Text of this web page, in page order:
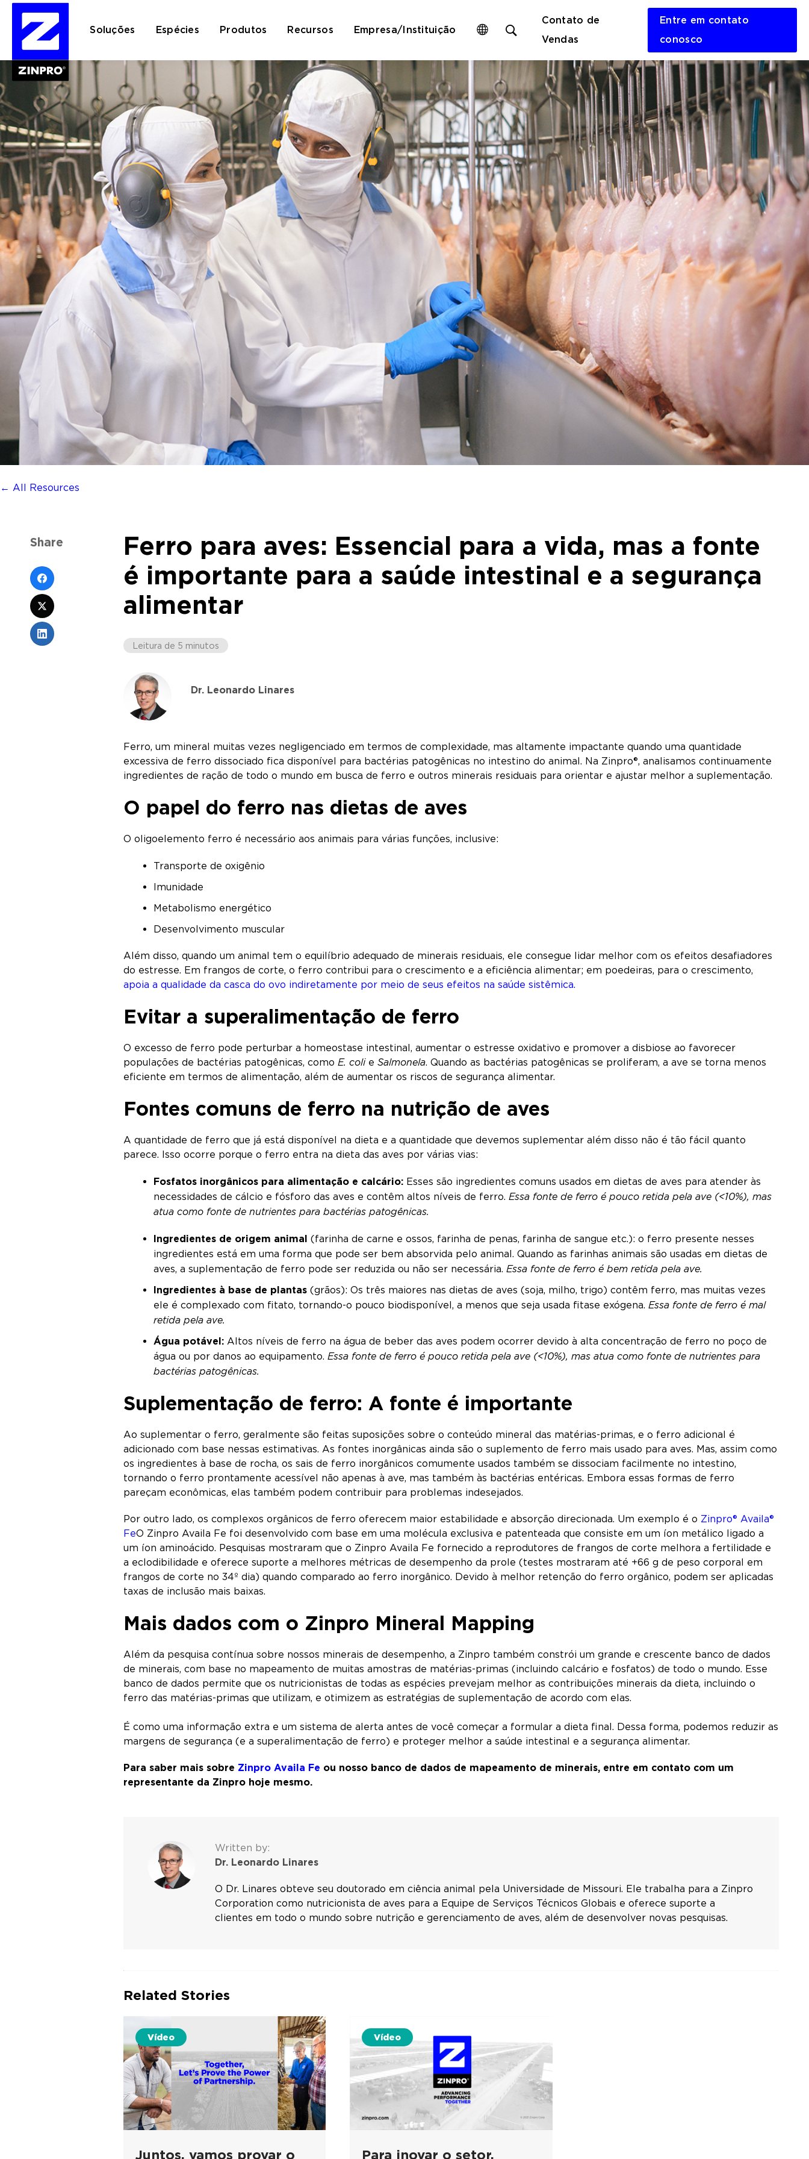
Soluções Espécies Produtos Recursos Empresa/Instituição
search
form
Contato de
Vendas
Entre em contato
conosco
Pesquisar
por:
← All Resources
Ferro para aves: Essencial para a vida, mas a fonte
é importante para a saúde intestinal e a segurança
alimentar
Leitura de 5 minutos
Dr. Leonardo Linares
Ferro, um mineral muitas vezes negligenciado em termos de complexidade, mas altamente impactante quando uma quantidade
excessiva de ferro dissociado fica disponível para bactérias patogênicas no intestino do animal. Na Zinpro®, analisamos continuamente
ingredientes de ração de todo o mundo em busca de ferro e outros minerais residuais para orientar e ajustar melhor a suplementação.
O papel do ferro nas dietas de aves
O oligoelemento ferro é necessário aos animais para várias funções, inclusive:
Transporte de oxigênio
Imunidade
Metabolismo energético
Desenvolvimento muscular
Além disso, quando um animal tem o equilíbrio adequado de minerais residuais, ele consegue lidar melhor com os efeitos desafiadores
do estresse. Em frangos de corte, o ferro contribui para o crescimento e a eficiência alimentar; em poedeiras, para o crescimento,
apoia a qualidade da casca do ovo indiretamente por meio de seus efeitos na saúde sistêmica.
Evitar a superalimentação de ferro
O excesso de ferro pode perturbar a homeostase intestinal, aumentar o estresse oxidativo e promover a disbiose ao favorecer
populações de bactérias patogênicas, como E. colie Salmonela. Quando as bactérias patogênicas se proliferam, a ave se torna menos
eficiente em termos de alimentação, além de aumentar os riscos de segurança alimentar.
Fontes comuns de ferro na nutrição de aves
A quantidade de ferro que já está disponível na dieta e a quantidade que devemos suplementar além disso não é tão fácil quanto
parece. Isso ocorre porque o ferro entra na dieta das aves por várias vias:
Fosfatos inorgânicos para alimentação e calcário: Esses são ingredientes comuns usados em dietas de aves para atender às
necessidades de cálcio e fósforo das aves e contêm altos níveis de ferro. Essa fonte de ferro é pouco retida pela ave (<10%), mas
atua como fonte de nutrientes para bactérias patogênicas.
Ingredientes de origem animal (farinha de carne e ossos, farinha de penas, farinha de sangue etc.): o ferro presente nesses
ingredientes está em uma forma que pode ser bem absorvida pelo animal. Quando as farinhas animais são usadas em dietas de
aves, a suplementação de ferro pode ser reduzida ou não ser necessária. Essa fonte de ferro é bem retida pela ave.
Ingredientes à base de plantas (grãos): Os três maiores nas dietas de aves (soja, milho, trigo) contêm ferro, mas muitas vezes
ele é complexado com fitato, tornando-o pouco biodisponível, a menos que seja usada fitase exógena. Essa fonte de ferro é mal
retida pela ave.
Água potável: Altos níveis de ferro na água de beber das aves podem ocorrer devido à alta concentração de ferro no poço de
água ou por danos ao equipamento. Essa fonte de ferro é pouco retida pela ave (<10%), mas atua como fonte de nutrientes para
bactérias patogênicas.
Suplementação de ferro: A fonte é importante
Ao suplementar o ferro, geralmente são feitas suposições sobre o conteúdo mineral das matérias-primas, e o ferro adicional é
adicionado com base nessas estimativas. As fontes inorgânicas ainda são o suplemento de ferro mais usado para aves. Mas, assim como
os ingredientes à base de rocha, os sais de ferro inorgânicos comumente usados também se dissociam facilmente no intestino,
tornando o ferro prontamente acessível não apenas à ave, mas também às bactérias entéricas. Embora essas formas de ferro
pareçam econômicas, elas também podem contribuir para problemas indesejados.
Por outro lado, os complexos orgânicos de ferro oferecem maior estabilidade e absorção direcionada. Um exemplo é o Zinpro® Availa®
FeO Zinpro Availa Fe foi desenvolvido com base em uma molécula exclusiva e patenteada que consiste em um íon metálico ligado a
um íon aminoácido. Pesquisas mostraram que o Zinpro Availa Fe fornecido a reprodutores de frangos de corte melhora a fertilidade e
a eclodibilidade e oferece suporte a melhores métricas de desempenho da prole (testes mostraram até +66 g de peso corporal em
frangos de corte no 34º dia) quando comparado ao ferro inorgânico. Devido à melhor retenção do ferro orgânico, podem ser aplicadas
taxas de inclusão mais baixas.
Mais dados com o Zinpro Mineral Mapping
Além da pesquisa contínua sobre nossos minerais de desempenho, a Zinpro também constrói um grande e crescente banco de dados
de minerais, com base no mapeamento de muitas amostras de matérias-primas (incluindo calcário e fosfatos) de todo o mundo. Esse
banco de dados permite que os nutricionistas de todas as espécies prevejam melhor as contribuições minerais da dieta, incluindo o
ferro das matérias-primas que utilizam, e otimizem as estratégias de suplementação de acordo com elas.
É como uma informação extra e um sistema de alerta antes de você começar a formular a dieta final. Dessa forma, podemos reduzir as
margens de segurança (e a superalimentação de ferro) e proteger melhor a saúde intestinal e a segurança alimentar.
Para saber mais sobre Zinpro Availa Fe ou nosso banco de dados de mapeamento de minerais, entre em contato com um
representante da Zinpro hoje mesmo.
Written by:
Dr. Leonardo Linares
O Dr. Linares obteve seu doutorado em ciência animal pela Universidade de Missouri. Ele trabalha para a Zinpro
Corporation como nutricionista de aves para a Equipe de Serviços Técnicos Globais e oferece suporte a
clientes em todo o mundo sobre nutrição e gerenciamento de aves, além de desenvolver novas pesquisas.
Related Stories
Vídeo
Juntos, vamos provar o
Vídeo
Para inovar o setor,
Share